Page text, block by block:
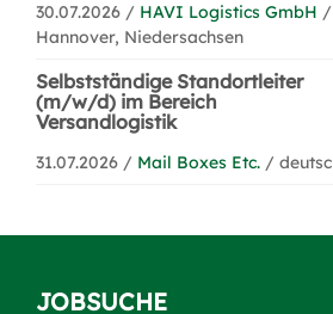
30.07.2026 / HAVI Logistics GmbH /
Hannover, Niedersachsen
Selbstständige Standortleiter
(m/w/d) im Bereich
Versandlogistik
31.07.2026 / Mail Boxes Etc. /
JOBSUCHE